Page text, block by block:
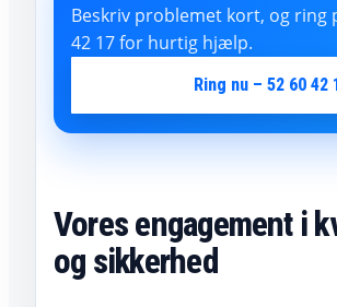
Beskriv problemet kort, og ring
42 17 for hurtig hjælp.
Ring nu – 52 60 42
Vores engagement i
og sikkerhed